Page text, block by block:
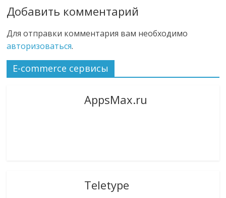
Добавить комментарий
Для отправки комментария вам необходимо
авторизоваться.
E-commerce сервисы
AppsMax.ru
Teletype